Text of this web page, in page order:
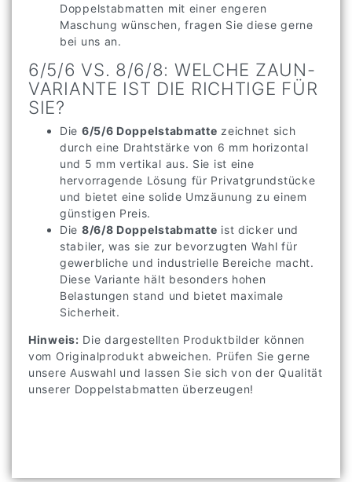
Doppelstabmatten mit einer engeren
Maschung wünschen, fragen Sie diese gerne
bei uns an.
6/5/6 VS. 8/6/8: WELCHE ZAUN-
VARIANTE IST DIE RICHTIGE FÜR
SIE?
Die 6/5/6 Doppelstabmatte zeichnet sich
durch eine Drahtstärke von 6 mm horizontal
und 5 mm vertikal aus. Sie ist eine
hervorragende Lösung für Privatgrundstücke
und bietet eine solide Umzäunung zu einem
günstigen Preis.
Die 8/6/8 Doppelstabmatte ist dicker und
stabiler, was sie zur bevorzugten Wahl für
gewerbliche und industrielle Bereiche macht.
Diese Variante hält besonders hohen
Belastungen stand und bietet maximale
Sicherheit.
Hinweis: Die dargestellten Produktbilder können
vom Originalprodukt abweichen. Prüfen Sie gerne
unsere Auswahl und lassen Sie sich von der Qualität
unserer Doppelstabmatten überzeugen!